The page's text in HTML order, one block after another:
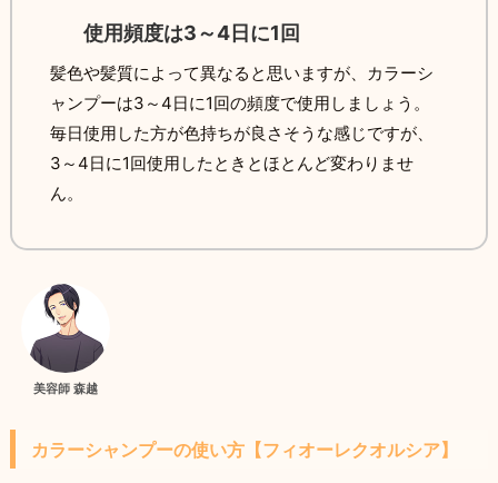
使用頻度は3～4日に1回
髪色や髪質によって異なると思いますが、カラーシ
ャンプーは3～4日に1回の頻度で使用しましょう。
毎日使用した方が色持ちが良さそうな感じですが、
3～4日に1回使用したときとほとんど変わりませ
ん。
美容師 森越
カラーシャンプーの使い方【フィオーレクオルシア】